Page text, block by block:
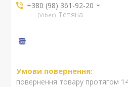
+380 (98) 361-92-20
Viber Тетяна
повернення товару протягом